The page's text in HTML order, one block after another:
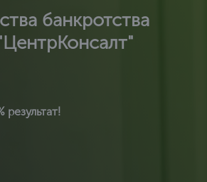
банкротства
результат!
+ расширенный сертификат по